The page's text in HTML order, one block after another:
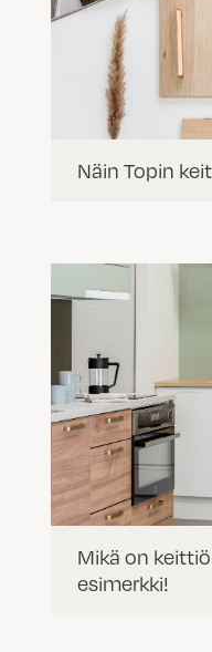
Näin Topin
Mikä on
esimerkki!